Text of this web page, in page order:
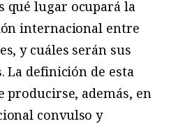
qué lugar ocupará la
internacional entre
y cuáles serán sus
La definición de esta
producirse, además, en
convulso y